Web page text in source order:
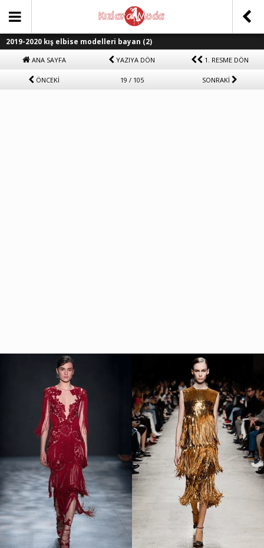
2019-2020 kış elbise modelleri bayan (2)
ANA SAYFA YAZIYA DÖN 1. RESME DÖN
ÖNCEKİ 19 / 105 SONRAKİ